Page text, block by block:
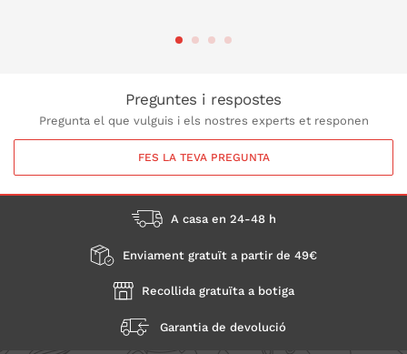
Preguntes i respostes
Pregunta el que vulguis i els nostres experts et responen
FES LA TEVA PREGUNTA
A casa en 24-48 h
Enviament gratuït a partir de 49€
Recollida gratuïta a botiga
Garantia de devolució